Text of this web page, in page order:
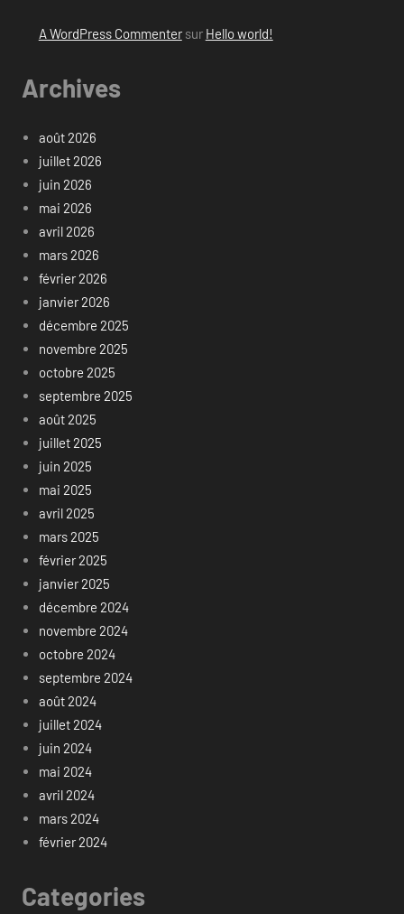
A WordPress Commentersur Hello world!
Archives
août 2026
juillet 2026
juin 2026
mai 2026
avril 2026
mars 2026
février 2026
janvier 2026
décembre 2025
novembre 2025
octobre 2025
septembre 2025
août 2025
juillet 2025
juin 2025
mai 2025
avril 2025
mars 2025
février 2025
janvier 2025
décembre 2024
novembre 2024
octobre 2024
septembre 2024
août 2024
juillet 2024
juin 2024
mai 2024
avril 2024
mars 2024
février 2024
Categories